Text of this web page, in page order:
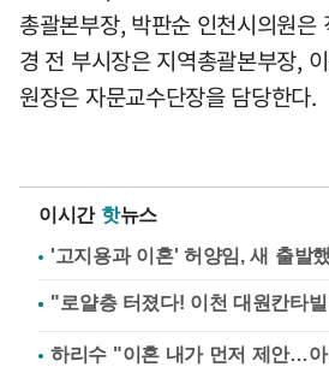
총괄본부장, 박판순 인천시의원은
경 전 부시장은 지역총괄본부장,
원장은 자문교수단장을 담당한다.
이시간 핫뉴스
'고지용과 이혼' 허양임, 새 출발
하리수 "이혼 내가 먼저 제안…